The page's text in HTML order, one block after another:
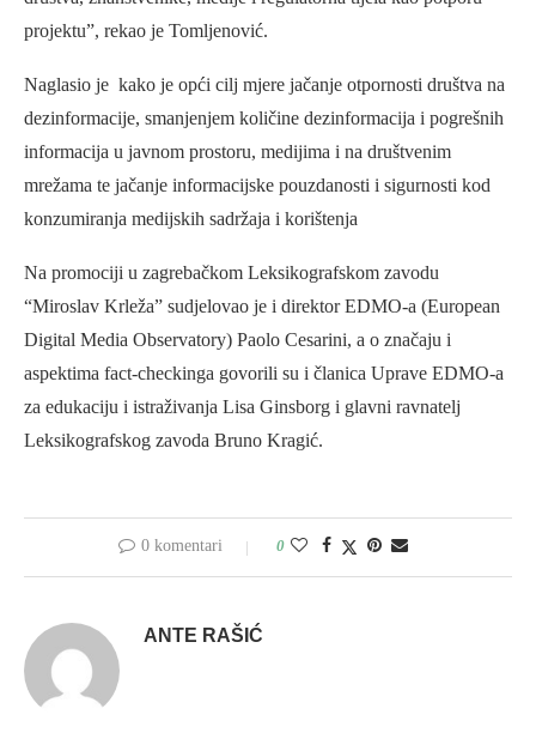
projektu”, rekao je Tomljenović.
Naglasio je kako je opći cilj mjere jačanje otpornosti društva na
dezinformacije, smanjenjem količine dezinformacija i pogrešnih
informacija u javnom prostoru, medijima i na društvenim
mrežama te jačanje informacijske pouzdanosti i sigurnosti kod
konzumiranja medijskih sadržaja i korištenja
Na promociji u zagrebačkom Leksikografskom zavodu
“Miroslav Krleža” sudjelovao je i direktor EDMO-a (European
Digital Media Observatory) Paolo Cesarini, a o značaju i
aspektima fact-checkinga govorili su i članica Uprave EDMO-a
za edukaciju i istraživanja Lisa Ginsborg i glavni ravnatelj
Leksikografskog zavoda Bruno Kragić.
0 komentari 0
ANTE RAŠIĆ